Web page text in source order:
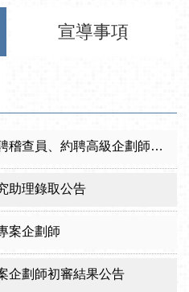
宣導事項
聘高級企劃師之初審合格名單暨甄試公告
助理錄取公告
案企劃師
企劃師初審結果公告